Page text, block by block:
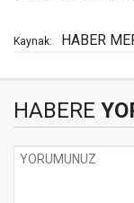
Kaynak: HABER
HABERE